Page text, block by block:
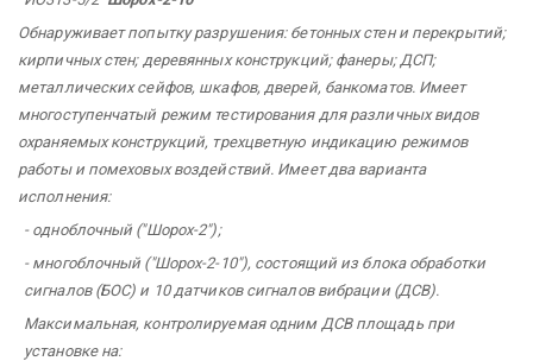
Обнаруживает попытку разрушения: бетонных стен и перекрытий;
кирпичных стен; деревянных конструкций; фанеры; ДСП;
металлических сейфов, шкафов, дверей, банкоматов. Имеет
многоступенчатый режим тестирования для различных видов
охраняемых конструкций, трехцветную индикацию режимов
работы и помеховых воздействий. Имеет два варианта
исполнения:
- одноблочный ("Шорох-2");
- многоблочный ("Шорох-2-10"), состоящий из блока обработки
сигналов (БОС) и 10 датчиков сигналов вибрации (ДСВ).
Максимальная, контролируемая одним ДСВ площадь при
установке на: